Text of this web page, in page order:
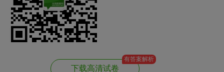
下载高清试卷
有答案解析